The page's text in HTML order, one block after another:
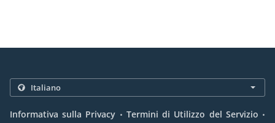
Informativa sulla Privacy . Termini di Utilizzo del Servizio .